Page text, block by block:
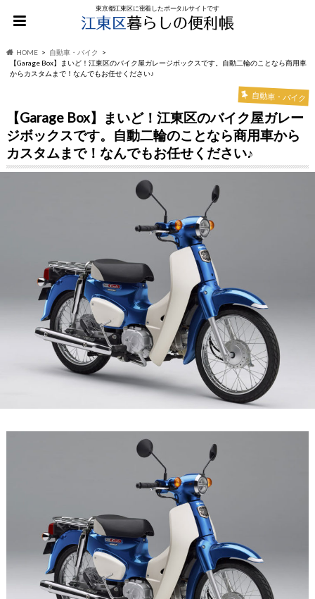
東京都江東区に密着したポータルサイトです
HOME
自動車・バイク
【Garage Box】まいど！江東区のバイク屋ガレージボックスです。自動二輪のことなら商用車
からカスタムまで！なんでもお任せください♪
自動車・バイク
【Garage Box】まいど！江東区のバイク屋ガレー
ジボックスです。自動二輪のことなら商用車から
カスタムまで！なんでもお任せください♪